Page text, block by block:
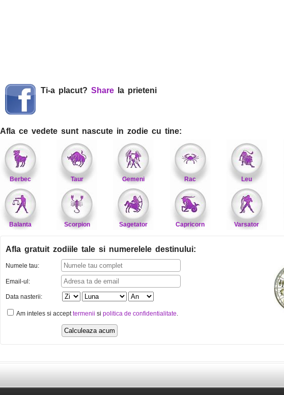
Ti-a placut? Share la prieteni
Afla ce vedete sunt nascute in zodie cu tine:
Berbec Taur Gemeni Rac Leu
Balanta Scorpion Sagetator Capricorn Varsator
Afla gratuit zodiile tale si numerelele destinului:
Numele tau:
Email-ul:
Data nasterii:
Am inteles si accepttermenii si politica de confidentialitate.